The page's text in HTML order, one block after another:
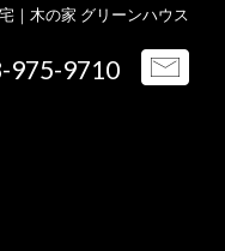
｜木の家 グリーンハウス
975-9710